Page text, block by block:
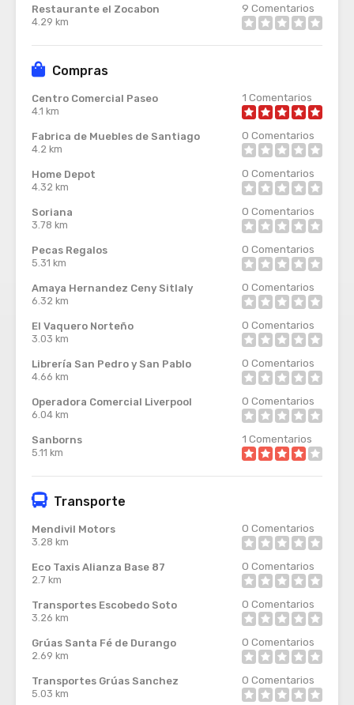
Restaurante el Zocabon
4.29 km
9 Comentarios
Compras
Centro Comercial Paseo
4.1 km
1 Comentarios
Fabrica de Muebles de Santiago
4.2 km
0 Comentarios
Home Depot
4.32 km
0 Comentarios
Soriana
3.78 km
0 Comentarios
Pecas Regalos
5.31 km
0 Comentarios
Amaya Hernandez Ceny Sitlaly
6.32 km
0 Comentarios
El Vaquero Norteño
3.03 km
0 Comentarios
Librería San Pedro y San Pablo
4.66 km
0 Comentarios
Operadora Comercial Liverpool
6.04 km
0 Comentarios
Sanborns
5.11 km
1 Comentarios
Transporte
Mendivil Motors
3.28 km
0 Comentarios
Eco Taxis Alianza Base 87
2.7 km
0 Comentarios
Transportes Escobedo Soto
3.26 km
0 Comentarios
Grúas Santa Fé de Durango
2.69 km
0 Comentarios
Transportes Grúas Sanchez
5.03 km
0 Comentarios